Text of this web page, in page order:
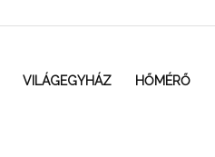
VILÁGEGYHÁZ HŐMÉRŐ